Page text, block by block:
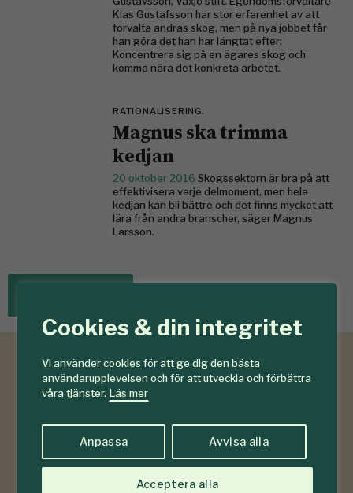
Cookies & din integritet
Vi använder cookies för att ge dig den bästa
användarupplevelsen och för att utveckla och förbättra
våra tjänster. Läs mer
Anpassa Avvisa alla
Acceptera alla
Klas Gustafsson har stor erfarenhet av att
förvalta andras skog, men på nya jobbet får
han göra det han har längtat efter:
Koncentrera sig på en ägares skog och
komma nära det konkreta arbetet.
RATIONALISERING.
Magnus ska trimma
kedjan
20 oktober 2016 Skogssektorn är bra på att
effektivisera varje delmoment, men hela
kedjan kan bli bättre och det finns mycket att
lära från andra branscher, säger Magnus
Larsson.